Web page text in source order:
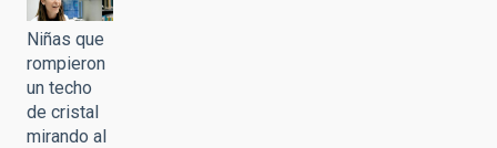
Niñas que
rompieron
un techo
de cristal
mirando al